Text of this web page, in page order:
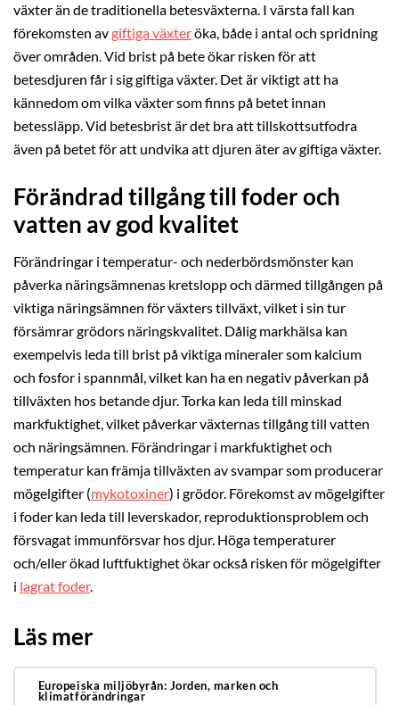
växter än de traditionella betesväxterna. I värsta fall kan
förekomsten avgiftiga växteröka, både i antal och spridning
över områden. Vid brist på bete ökar risken för att
betesdjuren får i sig giftiga växter. Det är viktigt att ha
kännedom om vilka växter som finns på betet innan
betessläpp. Vid betesbrist är det bra att tillskottsutfodra
även på betet för att undvika att djuren äter av giftiga växter.
Förändrad tillgång till foder och
vatten av god kvalitet
Förändringar i temperatur- och nederbördsmönster kan
påverka näringsämnenas kretslopp och därmed tillgången på
viktiga näringsämnen för växters tillväxt, vilket i sin tur
försämrar grödors näringskvalitet. Dålig markhälsa kan
exempelvis leda till brist på viktiga mineraler som kalcium
och fosfor i spannmål, vilket kan ha en negativ påverkan på
tillväxten hos betande djur. Torka kan leda till minskad
markfuktighet, vilket påverkar växternas tillgång till vatten
och näringsämnen. Förändringar i markfuktighet och
temperatur kan främja tillväxten av svampar som producerar
mögelgifter (mykotoxiner) i grödor. Förekomst av mögelgifter
i foder kan leda till leverskador, reproduktionsproblem och
försvagat immunförsvar hos djur. Höga temperaturer
och/eller ökad luftfuktighet ökar också risken för mögelgifter
i lagrat foder.
Läs mer
Europeiska miljöbyrån: Jorden, marken och
klimatförändringar